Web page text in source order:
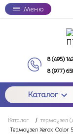
Меню
8 (495)
8 (977)
Каталог
Каталог / термоузел
Термоузел Xerox Color